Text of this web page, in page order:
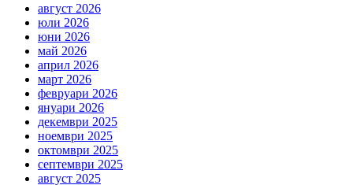
август 2026
юли 2026
юни 2026
май 2026
април 2026
март 2026
февруари 2026
януари 2026
декември 2025
ноември 2025
октомври 2025
септември 2025
август 2025